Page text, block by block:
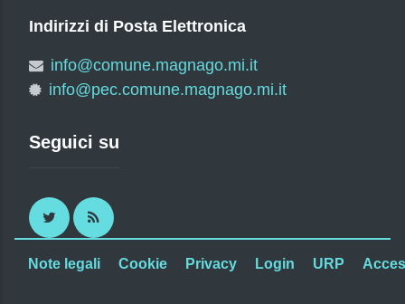
Indirizzi di Posta Elettronica
info@comune.magnago.mi.it
info@pec.comune.magnago.mi.it
Seguici su
Twitter RSS
Note legali Cookie Privacy Login URP